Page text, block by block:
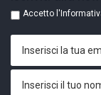
Accetto